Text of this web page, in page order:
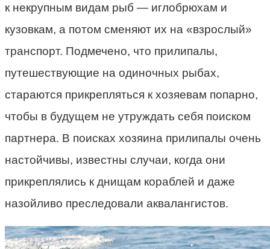
к некрупным видам рыб — иглобрюхам и
кузовкам, а потом сменяют их на «взрослый»
транспорт. Подмечено, что прилипалы,
путешествующие на одиночных рыбах,
стараются прикрепляться к хозяевам попарно,
чтобы в будущем не утруждать себя поиском
партнера. В поисках хозяина прилипалы очень
настойчивы, известны случаи, когда они
прикреплялись к днищам кораблей и даже
назойливо преследовали аквалангистов.